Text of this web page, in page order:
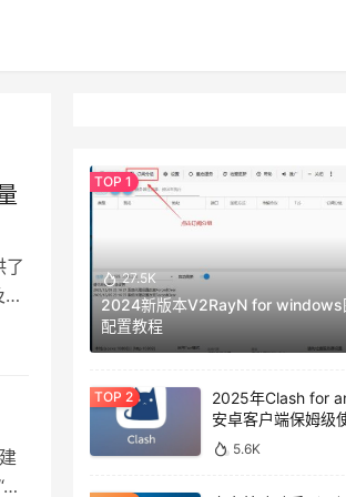
了
27.5K
2024新版本V2RayN for windows
配置教程
2025年Clash for
安卓客户端保姆级
程
5.6K